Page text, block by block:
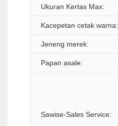
Ukuran Kertas Max:
Kacepetan cetak warna:
Jeneng merek:
Papan asale:
Sawise-Sales Service: